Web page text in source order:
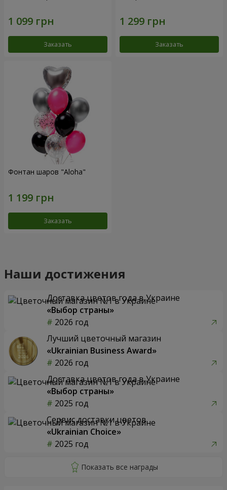
Заказать Заказать
Фонтан шаров "Aloha"
Заказать
Наши достижения
Доставка цветов года в Украине
«Выбор страны»
2026 год
Лучший цветочный магазин
«Ukrainian Business Award»
2026 год
Доставка цветов года в Украине
«Выбор страны»
2025 год
Сервис доставки цветов
«Ukrainian Choice»
2025 год